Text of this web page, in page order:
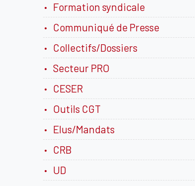
Formation syndicale
Communiqué de Presse
Collectifs/Dossiers
Secteur PRO
CESER
Outils CGT
Elus/Mandats
CRB
UD